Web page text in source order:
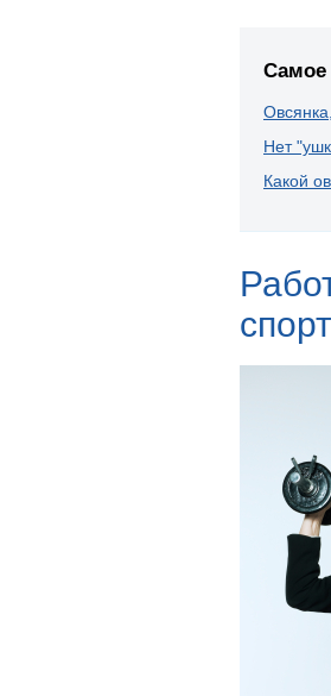
Самое
Нет
Какой